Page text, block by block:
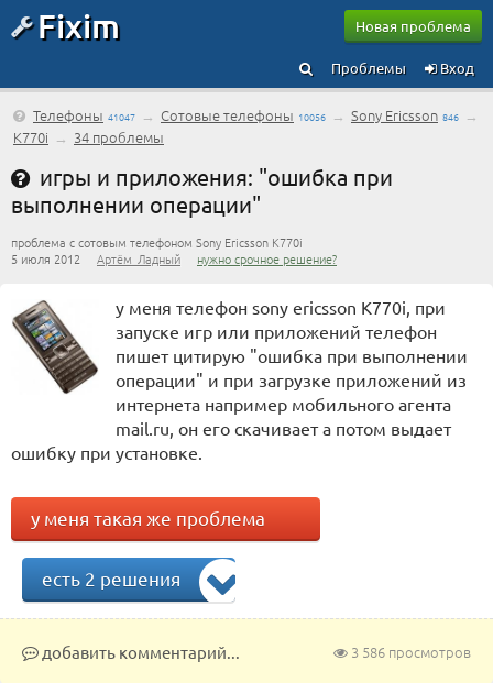
Fixim Новая проблема
Вход
Проблемы
Телефоны 41047 → Сотовые телефоны 10056 → Sony Ericsson 846 →
K770i → 34 проблемы
игры и приложения: "ошибка при
выполнении операции"
проблема с сотовым телефоном Sony Ericsson K770i
5 июля 2012 Артём_Ладный нужно срочное решение?
у меня телефон sony ericsson K770i, при
запуске игр или приложений телефон
пишет цитирую "ошибка при выполнении
операции" и при загрузке приложений из
интернета например мобильного агента
mail.ru, он его скачивает а потом выдает
ошибку при установке.
у меня такая же проблема
есть 2 решения
3 586 просмотров
добавить комментарий...